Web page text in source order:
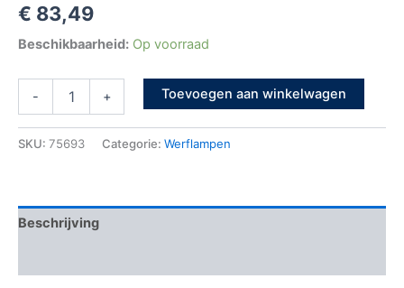
€ 83,49
Beschikbaarheid: Op voorraad
- + Toevoegen aan winkelwagen
SKU: 75693 Categorie: Werflampen
Beschrijving